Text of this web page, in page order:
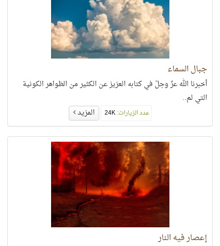
جبال السماء
أخبرنا الله عزّ وجلّ في كتابه العزيز عن الكثير من الظواهر الكونية
التي لم..
عدد الزيارات:24K المزيد
إعصار فيه النار